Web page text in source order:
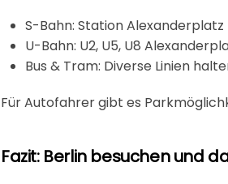
S-Bahn: Station Alexanderplatz
U-Bahn: U2, U5, U8
Bus & Tram: Diverse Linien
Für Autofahrer gibt es
Fazit: Berlin besuchen und